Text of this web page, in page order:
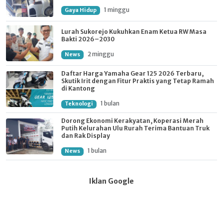
Gaya Hidup 1 minggu
Lurah Sukorejo Kukuhkan Enam Ketua RW Masa
Bakti 2026–2030
News 2 minggu
Daftar Harga Yamaha Gear 125 2026 Terbaru,
Skutik Irit dengan Fitur Praktis yang Tetap Ramah
di Kantong
Teknologi 1 bulan
Dorong Ekonomi Kerakyatan, Koperasi Merah
Putih Kelurahan Ulu Rurah Terima Bantuan Truk
dan Rak Display
News 1 bulan
Iklan Google